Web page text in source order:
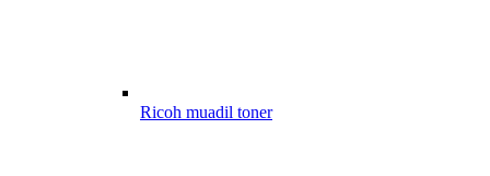
Ricoh muadil toner